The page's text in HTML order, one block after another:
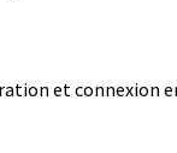
et connexion